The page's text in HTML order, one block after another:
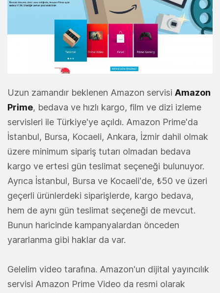
Uzun zamandır beklenen Amazon servisi Amazon
Prime, bedava ve hızlı kargo, film ve dizi izleme
servisleri ile Türkiye'ye açıldı. Amazon Prime'da
İstanbul, Bursa, Kocaeli, Ankara, İzmir dahil olmak
üzere minimum sipariş tutarı olmadan bedava
kargo ve ertesi gün teslimat seçeneği bulunuyor.
Ayrıca İstanbul, Bursa ve Kocaeli'de, ₺50 ve üzeri
geçerli ürünlerdeki siparişlerde, kargo bedava,
hem de aynı gün teslimat seçeneği de mevcut.
Bunun haricinde kampanyalardan önceden
yararlanma gibi haklar da var.
Gelelim video tarafına. Amazon'un dijital yayıncılık
servisi Amazon Prime Video da resmi olarak